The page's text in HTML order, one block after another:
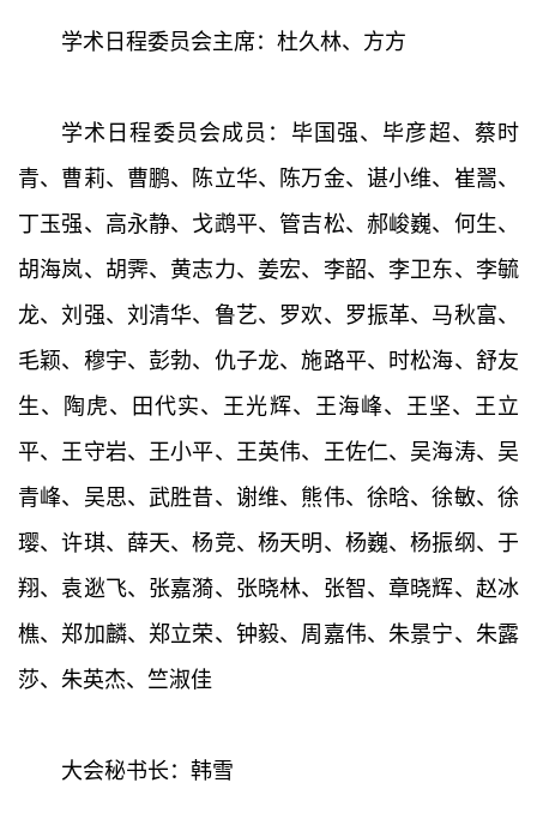
学术日程委员会主席：杜久林、方方
学术日程委员会成员：毕国强、毕彦超、蔡时
青、曹莉、曹鹏、陈立华、陈万金、谌小维、崔翯、
丁玉强、高永静、戈鹉平、管吉松、郝峻巍、何生、
胡海岚、胡霁、黄志力、姜宏、李韶、李卫东、李毓
龙、刘强、刘清华、鲁艺、罗欢、罗振革、马秋富、
毛颖、穆宇、彭勃、仇子龙、施路平、时松海、舒友
生、陶虎、田代实、王光辉、王海峰、王坚、王立
平、王守岩、王小平、王英伟、王佐仁、吴海涛、吴
青峰、吴思、武胜昔、谢维、熊伟、徐晗、徐敏、徐
璎、许琪、薛天、杨竞、杨天明、杨巍、杨振纲、于
翔、袁逖飞、张嘉漪、张晓林、张智、章晓辉、赵冰
樵、郑加麟、郑立荣、钟毅、周嘉伟、朱景宁、朱露
莎、朱英杰、竺淑佳
大会秘书长：韩雪